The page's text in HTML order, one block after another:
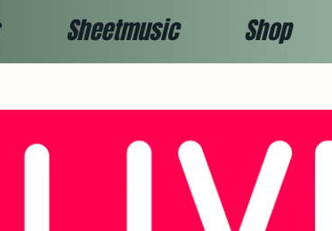
Sheetmusic Shop